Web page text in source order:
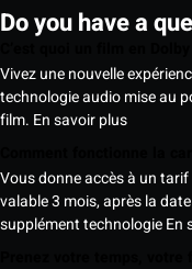
Do you have a
Vivez une nouvelle
technologie audio mise au
film. En savoir plus
Vous donne accès à un
valable 3 mois, après la
supplément technologieEn